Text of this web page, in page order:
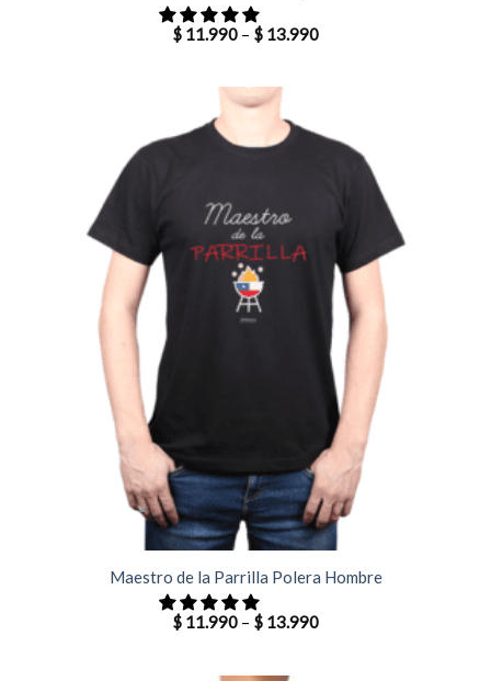
$ 11.990 – $ 13.990
Maestro de la Parrilla Polera Hombre
$ 11.990 – $ 13.990